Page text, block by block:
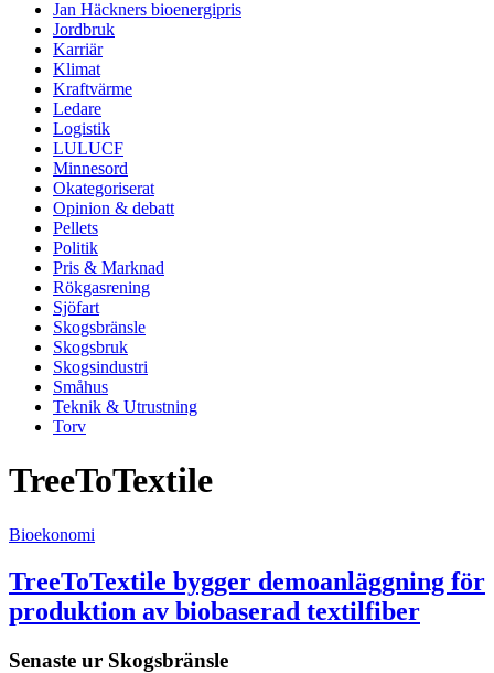
Jan Häckners bioenergipris
Jordbruk
Karriär
Klimat
Kraftvärme
Ledare
Logistik
LULUCF
Minnesord
Okategoriserat
Opinion & debatt
Pellets
Politik
Pris & Marknad
Rökgasrening
Sjöfart
Skogsbränsle
Skogsbruk
Skogsindustri
Småhus
Teknik & Utrustning
Torv
TreeToTextile
Bioekonomi
TreeToTextile bygger demoanläggning för
produktion av biobaserad textilfiber
Senaste ur Skogsbränsle